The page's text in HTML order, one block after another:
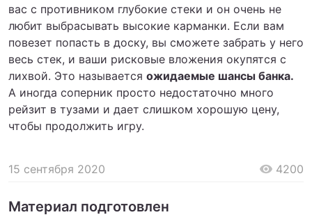
вас с противником глубокие стеки и он очень не
любит выбрасывать высокие карманки. Если вам
повезет попасть в доску, вы сможете забрать у него
весь стек, и ваши рисковые вложения окупятся с
лихвой. Это называется ожидаемые шансы банка.
А иногда соперник просто недостаточно много
рейзит в тузами и дает слишком хорошую цену,
чтобы продолжить игру.
15 сентября 2020 4200
Материал подготовлен